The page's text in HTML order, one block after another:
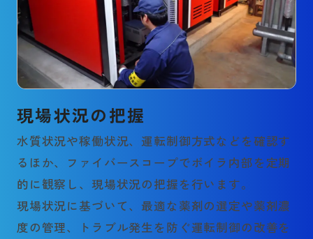
現場状況の把握
水質状況や稼働状況、運転制御方式などを確認す
るほか、ファイバースコープでボイラ内部を定期
的に観察し、現場状況の把握を行います。
現場状況に基づいて、最適な薬剤の選定や薬剤濃
度の管理、トラブル発生を防ぐ運転制御の改善を